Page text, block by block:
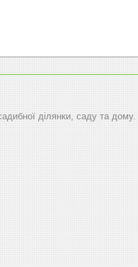
ділянки, саду та дому.